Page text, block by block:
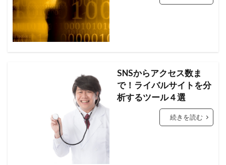
SNSからアクセス数ま
で！ライバルサイトを分
析するツール４選
続きを読む